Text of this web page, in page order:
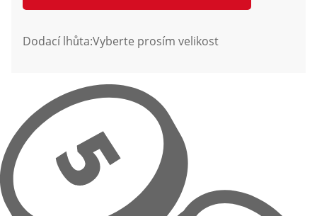
Dodací lhůta:Vyberte prosím velikost